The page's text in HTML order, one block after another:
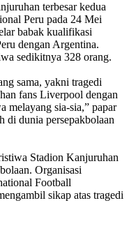
terbesar kedua
Peru pada 24 Mei
babak kualifikasi
dengan Argentina.
sedikitnya 328 orang.
sama, yakni tragedi
fans Liverpool dengan
melayang sia-sia,” papar
di dunia persepakbolaan
Stadion Kanjuruhan
Organisasi
Football
sikap atas tragedi